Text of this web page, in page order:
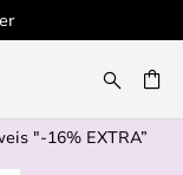
"-16% EXTRA”